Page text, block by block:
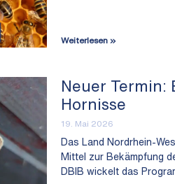
Weiterlesen »
Neuer Termin:
Hornisse
19. Mai 2026
Das Land Nordrhein-
Mittel zur Bekämpfung
DBIB wickelt das